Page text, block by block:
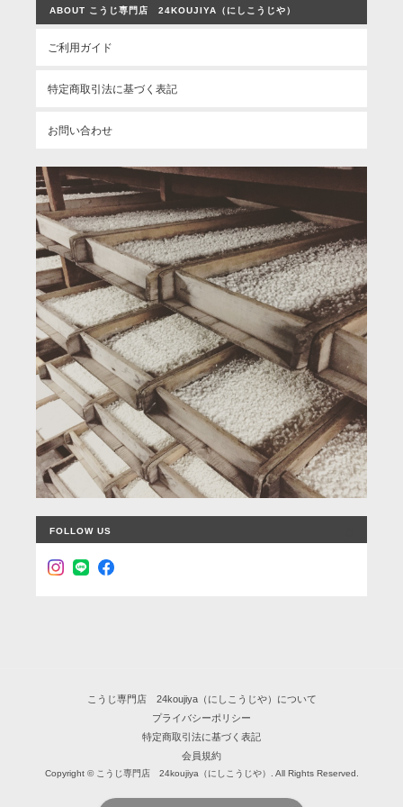
ABOUT こうじ専門店 24KOUJIYA（にしこうじや）
ご利用ガイド
特定商取引法に基づく表記
お問い合わせ
FOLLOW US
こうじ専門店 24koujiya（にしこうじや）について
プライバシーポリシー
特定商取引法に基づく表記
会員規約
Copyright © こうじ専門店 24koujiya（にしこうじや）. All Rights Reserved.